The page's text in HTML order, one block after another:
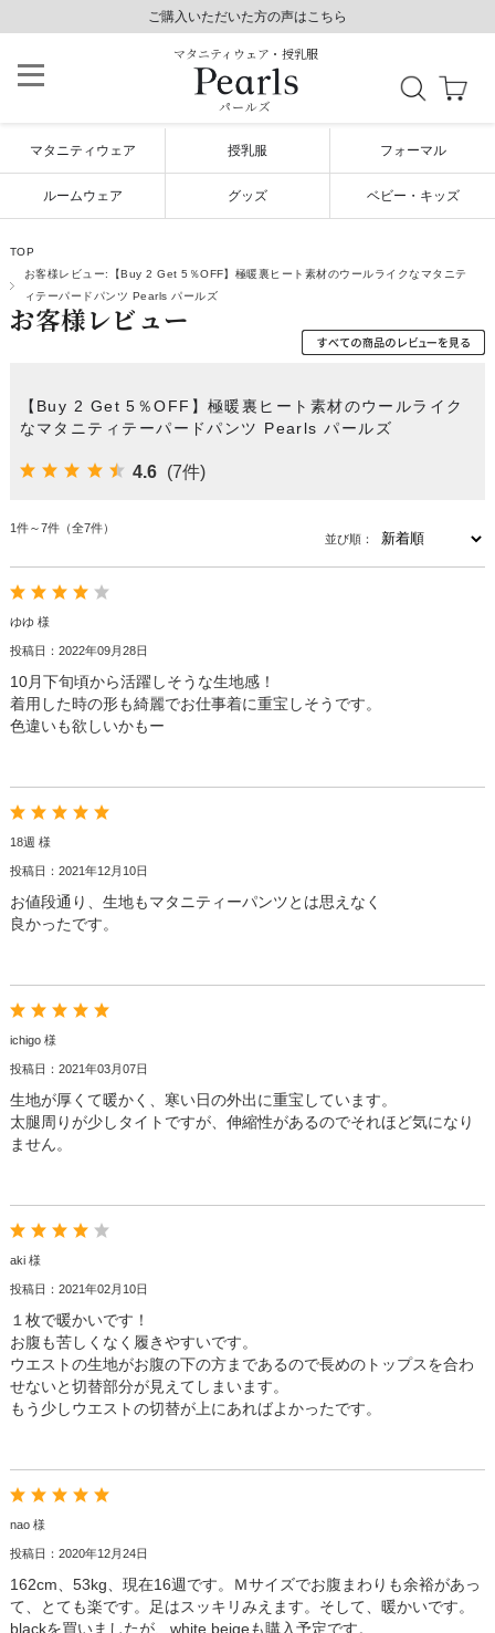
ご購入いただいた方の声はこちら
8,800円以上で送料無料/毎日発送（年末年始除く）
ご購入いただいた方の声はこちら
マタニティウェア・授乳服
パールズ
マタニティウェア 授乳服 フォーマル
ルームウェア グッズ ベビー・キッズ
TOP
お客様レビュー:【Buy 2 Get 5％OFF】極暖裏ヒート素材のウールライクなマタニテ
ィテーパードパンツ Pearls パールズ
お客様レビュー
【Buy 2 Get 5％OFF】極暖裏ヒート素材のウールライク
なマタニティテーパードパンツ Pearls パールズ
4.6 (7件)
1件～7件（全7件）
並び順：
ゆゆ 様
投稿日：2022年09月28日
10月下旬頃から活躍しそうな生地感！
着用した時の形も綺麗でお仕事着に重宝しそうです。
色違いも欲しいかもー
18週 様
投稿日：2021年12月10日
お値段通り、生地もマタニティーパンツとは思えなく
良かったです。
ichigo 様
投稿日：2021年03月07日
生地が厚くて暖かく、寒い日の外出に重宝しています。
太腿周りが少しタイトですが、伸縮性があるのでそれほど気になり
ません。
aki 様
投稿日：2021年02月10日
１枚で暖かいです！
お腹も苦しくなく履きやすいです。
ウエストの生地がお腹の下の方まであるので長めのトップスを合わ
せないと切替部分が見えてしまいます。
もう少しウエストの切替が上にあればよかったです。
nao 様
投稿日：2020年12月24日
162cm、53kg、現在16週です。Ｍサイズでお腹まわりも余裕があっ
て、とても楽です。足はスッキリみえます。そして、暖かいです。
blackを買いましたが、white beigeも購入予定です。